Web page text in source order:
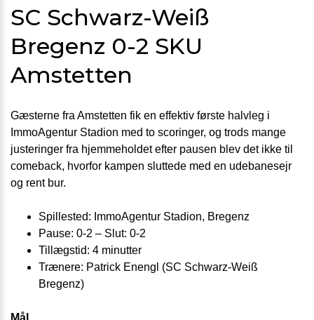
SC Schwarz-Weiß
Bregenz 0-2 SKU
Amstetten
Gæsterne fra Amstetten fik en effektiv første halvleg i
ImmoAgentur Stadion med to scoringer, og trods mange
justeringer fra hjemmeholdet efter pausen blev det ikke til
comeback, hvorfor kampen sluttede med en udebanesejr
og rent bur.
Spillested: ImmoAgentur Stadion, Bregenz
Pause: 0-2 – Slut: 0-2
Tillægstid: 4 minutter
Trænere: Patrick Enengl (SC Schwarz-Weiß
Bregenz)